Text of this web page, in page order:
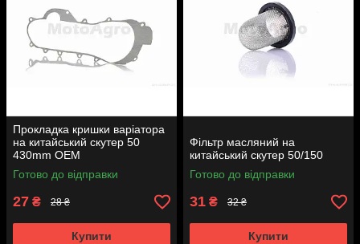
Прокладка кришки варіатора
на китайський скутер 50
430mm OEM
Готово до відправки
27 ₴ 28 ₴
Купити
Фільтр масляний на
китайський скутер 50/150
Готово до відправки
31 ₴ 32 ₴
Купити